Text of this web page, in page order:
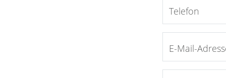
Telefon
E-Mail-